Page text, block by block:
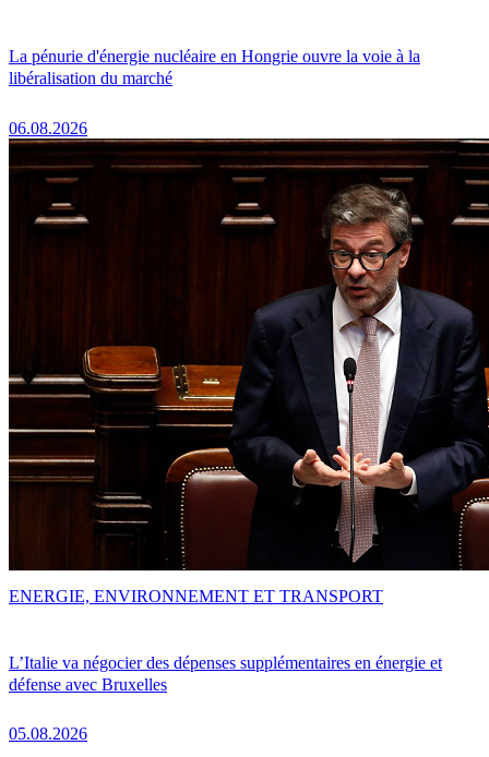
La pénurie d'énergie nucléaire en Hongrie ouvre la voie à la
libéralisation du marché
06.08.2026
L’Italie va négocier des dépenses supplémentaires en énergie et
défense avec Bruxelles
05.08.2026
ENERGIE, ENVIRONNEMENT ET TRANSPORT